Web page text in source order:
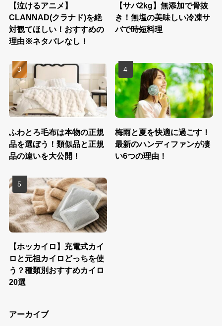
【泣けるアニメ】
CLANNAD(クラナド)を絶
対観てほしい！おすすめの
理由※ネタバレなし！
【サバ2kg】無添加で骨抜
き！無塩の美味しい冷凍サ
バで時短料理
ふわとろ毛布は本物の正規
品を選ぼう！類似品と正規
品の違いを大公開！
梅雨と夏を快適に過ごす！
最新のハンディファンが凄
い6つの理由！
【ホッカイロ】充電式カイ
ロと元祖カイロどっちを使
う？種類別おすすめカイロ
20選
アーカイブ